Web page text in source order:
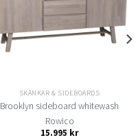
önskelistan
SKÄNKAR & SIDEBOARDS
Brooklyn sideboard whitewash
Rowico
15.995 kr